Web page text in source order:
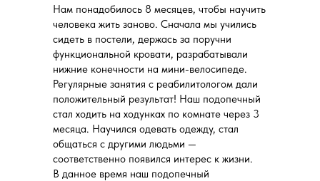
Нам понадобилось 8 месяцев, чтобы научить
человека жить заново. Сначала мы учились
сидеть в постели, держась за поручни
функциональной кровати, разрабатывали
нижние конечности на мини-велосипеде.
Регулярные занятия с реабилитологом дали
положительный результат! Наш подопечный
стал ходить на ходунках по комнате через 3
месяца. Научился одевать одежду, стал
общаться с другими людьми —
соответственно появился интерес к жизни.
В данное время наш подопечный